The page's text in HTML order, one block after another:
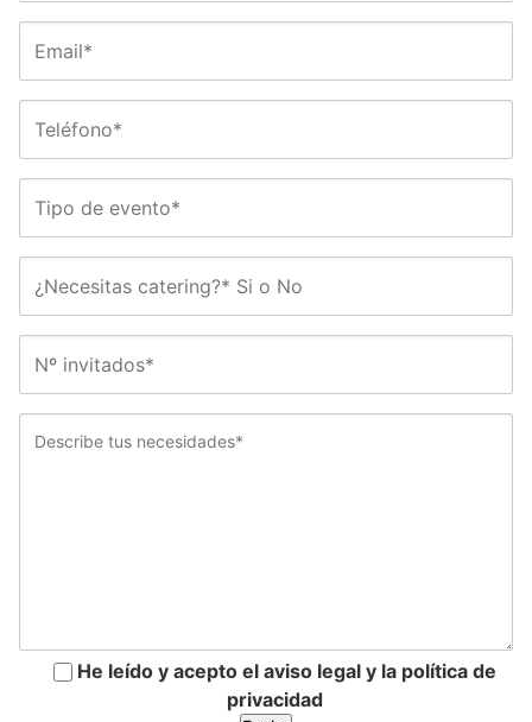
He leído y acepto el aviso legal y la política de
privacidad